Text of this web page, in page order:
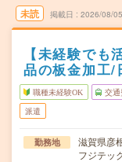
未読 掲載日 2026/08/05
【未経験でも
品の板金加工/
職種未経験OK 交通
派遣
勤務地
滋賀県彦
フジテッ